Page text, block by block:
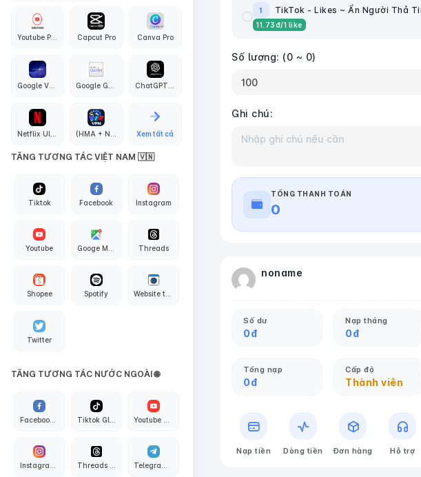
Capcut Pro Canva Pro
Xem tất cả
TĂNG TƯƠNG TÁC VIỆT NAM 🇻🇳
Tiktok Facebook Instagram
Youtube Threads
Shopee Spotify
Twitter
TĂNG TƯƠNG TÁC NƯỚC NGOÀI 🌐
1 TikTok - Likes ~ Ẩn Người Thả
11.73đ/1 like
Số lượng: (0 ~ 0)
Ghi chú:
TỔNG THANH TOÁN
0
noname
Số dư
0đ
Nạp tháng
0đ
Tổng nạp
0đ
Cấp độ
Thành viên
Nạp tiền Dòng tiền Đơn hàng Hỗ trợ